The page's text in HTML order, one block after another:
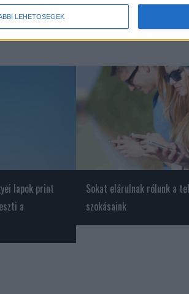
LEHETŐSÉGEK
lapok print
a
Sokat elárulnak rólunk a
szokásaink